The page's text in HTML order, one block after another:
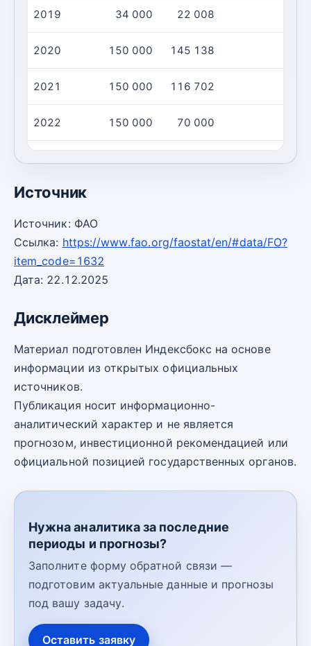
2019 34 000 22 008
2020 150 000 145 138
2021 150 000 116 702
2022 150 000 70 000
Источник
Источник: ФАО
Ссылка: https://www.fao.org/faostat/en/#data/FO?
item_code=1632
Дата: 22.12.2025
Дисклеймер
Материал подготовлен Индексбокс на основе
информации из открытых официальных
источников.
Публикация носит информационно-
аналитический характер и не является
прогнозом, инвестиционной рекомендацией или
официальной позицией государственных органов.
Нужна аналитика за последние
периоды и прогнозы?
Заполните форму обратной связи —
подготовим актуальные данные и прогнозы
под вашу задачу.
Оставить заявку